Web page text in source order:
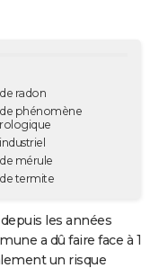
radon
de phénomène
mérule
de termite
les années
a dû faire face à 1
un risque